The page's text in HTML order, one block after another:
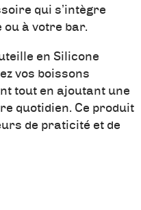
qui s’intègre
à votre bar.
en Silicone
vos boissons
tout en ajoutant une
quotidien. Ce produit
de praticité et de